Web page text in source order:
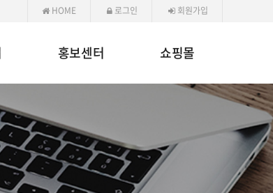
HOME 로그인 회원가입
홍보센터 쇼핑몰